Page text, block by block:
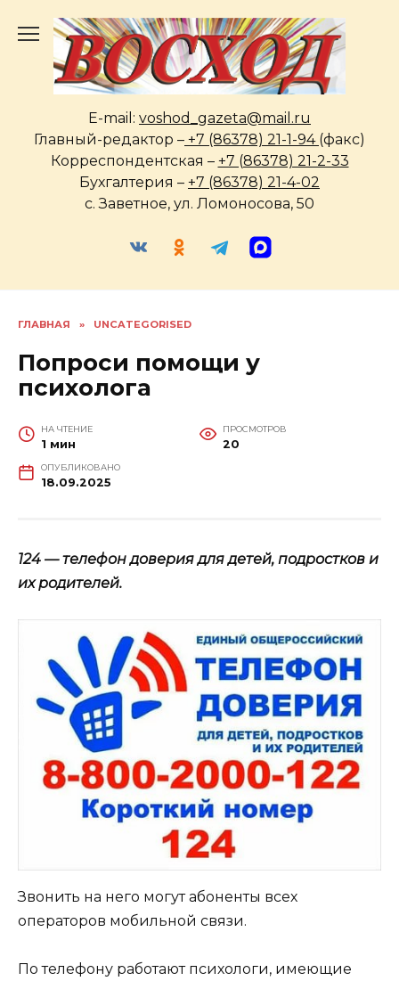
содержанию
E-mail: voshod_gazeta@mail.ru
Главный-редактор – +7 (86378) 21-1-94 (факс)
Корреспондентская – +7 (86378) 21-2-33
Бухгалтерия – +7 (86378) 21-4-02
с. Заветное, ул. Ломоносова, 50
ГЛАВНАЯ » UNCATEGORISED
Попроси помощи у
психолога
НА ЧТЕНИЕ
1 мин
ПРОСМОТРОВ
20
ОПУБЛИКОВАНО
18.09.2025
124 — телефон доверия для детей, подростков и
их родителей.
Звонить на него могут абоненты всех
операторов мобильной связи.
По телефону работают психологи, имеющие